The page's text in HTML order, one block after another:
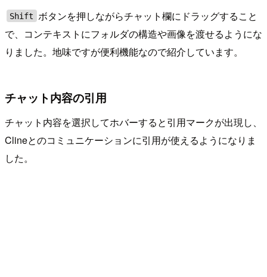
Shift ボタンを押しながらチャット欄にドラッグすること
で、コンテキストにフォルダの構造や画像を渡せるようにな
りました。地味ですが便利機能なので紹介しています。
チャット内容の引用
チャット内容を選択してホバーすると引用マークが出現し、
Clineとのコミュニケーションに引用が使えるようになりま
した。